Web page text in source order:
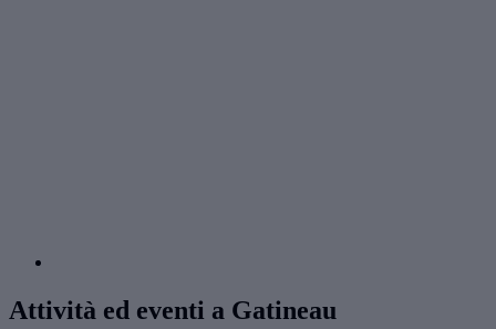
Attività ed eventi a Gatineau